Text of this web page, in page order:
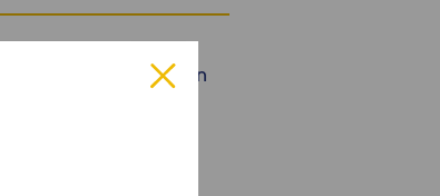
un réfrigérateur
en